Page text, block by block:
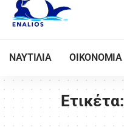
ΝΑΥΤΙΛΙΑ ΟΙΚΟΝΟΜΙΑ
Ετικέτα: